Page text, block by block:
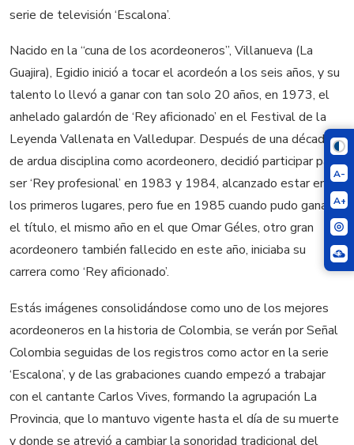
A-
A+
serie de televisión ‘Escalona’.
Nacido en la “cuna de los acordeoneros”, Villanueva (La
Guajira), Egidio inició a tocar el acordeón a los seis años, y su
talento lo llevó a ganar con tan solo 20 años, en 1973, el
anhelado galardón de ‘Rey aficionado’ en el Festival de la
Leyenda Vallenata en Valledupar. Después de una década
de ardua disciplina como acordeonero, decidió participar para
ser ‘Rey profesional’ en 1983 y 1984, alcanzado estar en
los primeros lugares, pero fue en 1985 cuando pudo ganar
el título, el mismo año en el que Omar Géles, otro gran
acordeonero también fallecido en este año, iniciaba su
carrera como ‘Rey aficionado’.
Estás imágenes consolidándose como uno de los mejores
acordeoneros en la historia de Colombia, se verán por Señal
Colombia seguidas de los registros como actor en la serie
‘Escalona’, y de las grabaciones cuando empezó a trabajar
con el cantante Carlos Vives, formando la agrupación La
Provincia, que lo mantuvo vigente hasta el día de su muerte
y donde se atrevió a cambiar la sonoridad tradicional del